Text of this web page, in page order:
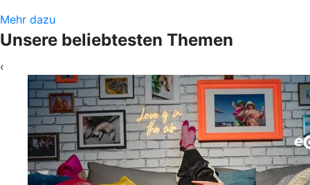
Mehr dazu
Unsere beliebtesten Themen
‹